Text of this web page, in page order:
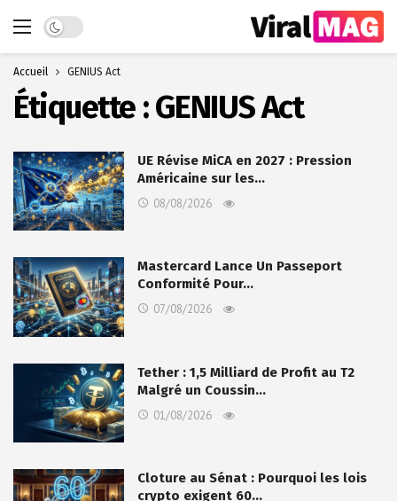
Dark mode
Accueil GENIUS Act
Étiquette :GENIUS Act
UE Révise MiCA en 2027 : Pression
Américaine sur les…
08/08/2026
Mastercard Lance Un Passeport
Conformité Pour…
07/08/2026
Tether : 1,5 Milliard de Profit au T2
Malgré un Coussin…
01/08/2026
Cloture au Sénat : Pourquoi les lois
crypto exigent 60…